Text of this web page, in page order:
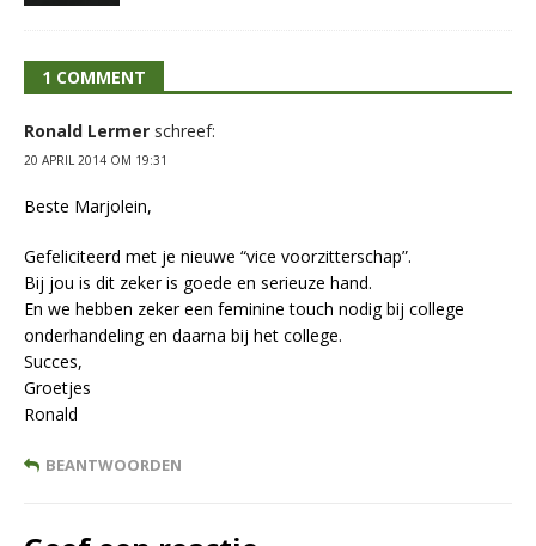
1 COMMENT
Ronald Lermer schreef:
20 APRIL 2014 OM 19:31
Beste Marjolein,
Gefeliciteerd met je nieuwe “vice voorzitterschap”.
Bij jou is dit zeker is goede en serieuze hand.
En we hebben zeker een feminine touch nodig bij college
onderhandeling en daarna bij het college.
Succes,
Groetjes
Ronald
BEANTWOORDEN